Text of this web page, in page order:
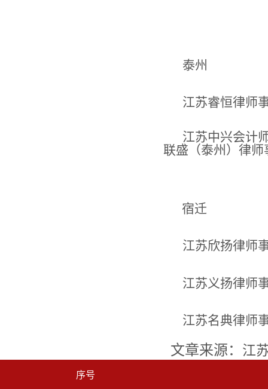
泰州
江苏睿恒律师
江苏中兴会计
联盛（泰州）律师
宿迁
江苏欣扬律师
江苏义扬律师
江苏名典律师
文章来源： 江
序号